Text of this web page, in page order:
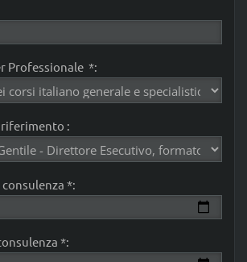
Professionale *:
:
*:
*: